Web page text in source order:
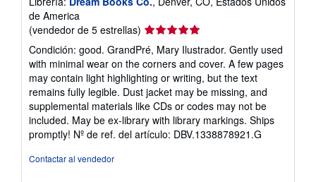
de America
(vendedor de 5 estrellas) Calificación
del
vendedor:
5
de
5
estrellas
Condición: good. GrandPré, Mary Ilustrador. Gently used
with minimal wear on the corners and cover. A few pages
may contain light highlighting or writing, but the text
remains fully legible. Dust jacket may be missing, and
supplemental materials like CDs or codes may not be
included. May be ex-library with library markings. Ships
promptly! Nº de ref. del artículo: DBV.1338878921.G
Contactar al vendedor